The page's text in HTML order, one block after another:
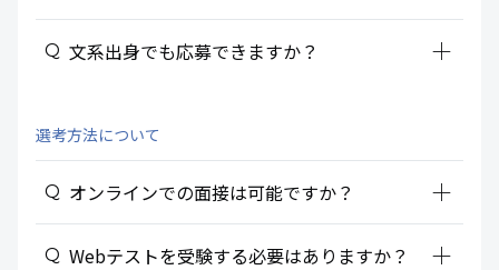
文系出身でも応募できますか？ add_2
選考方法について
オンラインでの面接は可能ですか？ add_2
Webテストを受験する必要はありますか？ add_2